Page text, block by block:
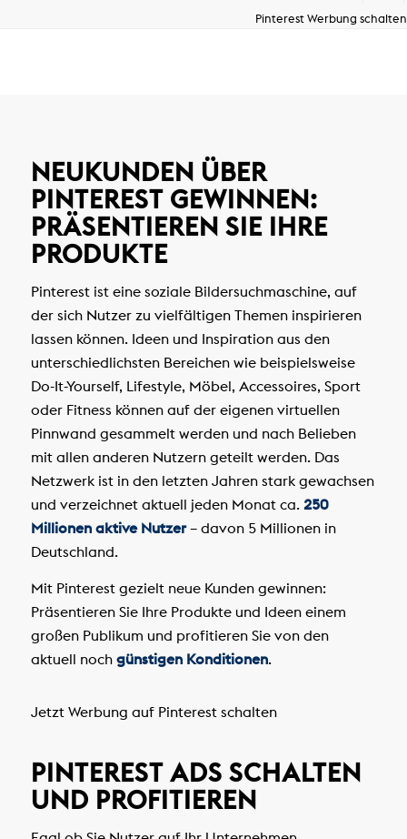
Pinterest Werbung schalten
NEUKUNDEN ÜBER
PINTEREST GEWINNEN:
PRÄSENTIEREN SIE IHRE
PRODUKTE
Pinterest ist eine soziale Bildersuchmaschine, auf
der sich Nutzer zu vielfältigen Themen inspirieren
lassen können. Ideen und Inspiration aus den
unterschiedlichsten Bereichen wie beispielsweise
Do-It-Yourself, Lifestyle, Möbel, Accessoires, Sport
oder Fitness können auf der eigenen virtuellen
Pinnwand gesammelt werden und nach Belieben
mit allen anderen Nutzern geteilt werden. Das
Netzwerk ist in den letzten Jahren stark gewachsen
und verzeichnet aktuell jeden Monat ca. 250
Millionen aktive Nutzer– davon 5 Millionen in
Deutschland.
Mit Pinterest gezielt neue Kunden gewinnen:
Präsentieren Sie Ihre Produkte und Ideen einem
großen Publikum und profitieren Sie von den
aktuell noch günstigen Konditionen.
Jetzt Werbung auf Pinterest schalten
PINTEREST ADS SCHALTEN
UND PROFITIEREN